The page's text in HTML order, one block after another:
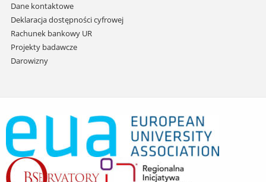
Dane kontaktowe
Deklaracja dostępności cyfrowej
Rachunek bankowy UR
Projekty badawcze
Darowizny